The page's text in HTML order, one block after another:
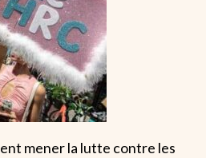
mener la lutte contre les